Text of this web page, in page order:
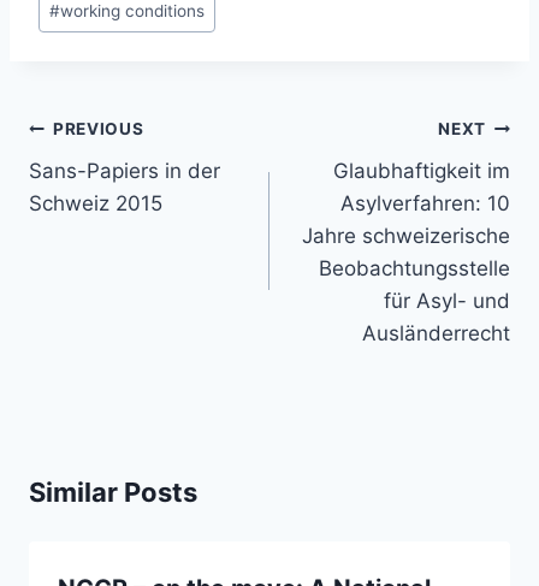
#working conditions
Post
navigation
PREVIOUS
Sans-Papiers in der
Schweiz 2015
NEXT
Glaubhaftigkeit im
Asylverfahren: 10
Jahre schweizerische
Beobachtungsstelle
für Asyl- und
Ausländerrecht
Similar Posts